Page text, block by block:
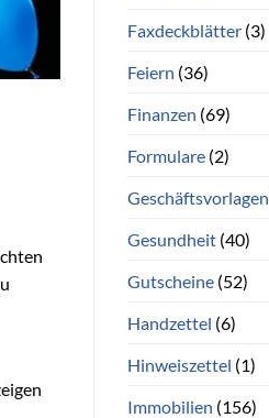
Faxdeckblätter(3)
Feiern (36)
Finanzen (69)
Formulare(2)
Geschäftsvorlagen
Gesundheit(40)
Gutscheine(52)
Handzettel (6)
Hinweiszettel (1)
Immobilien (156)